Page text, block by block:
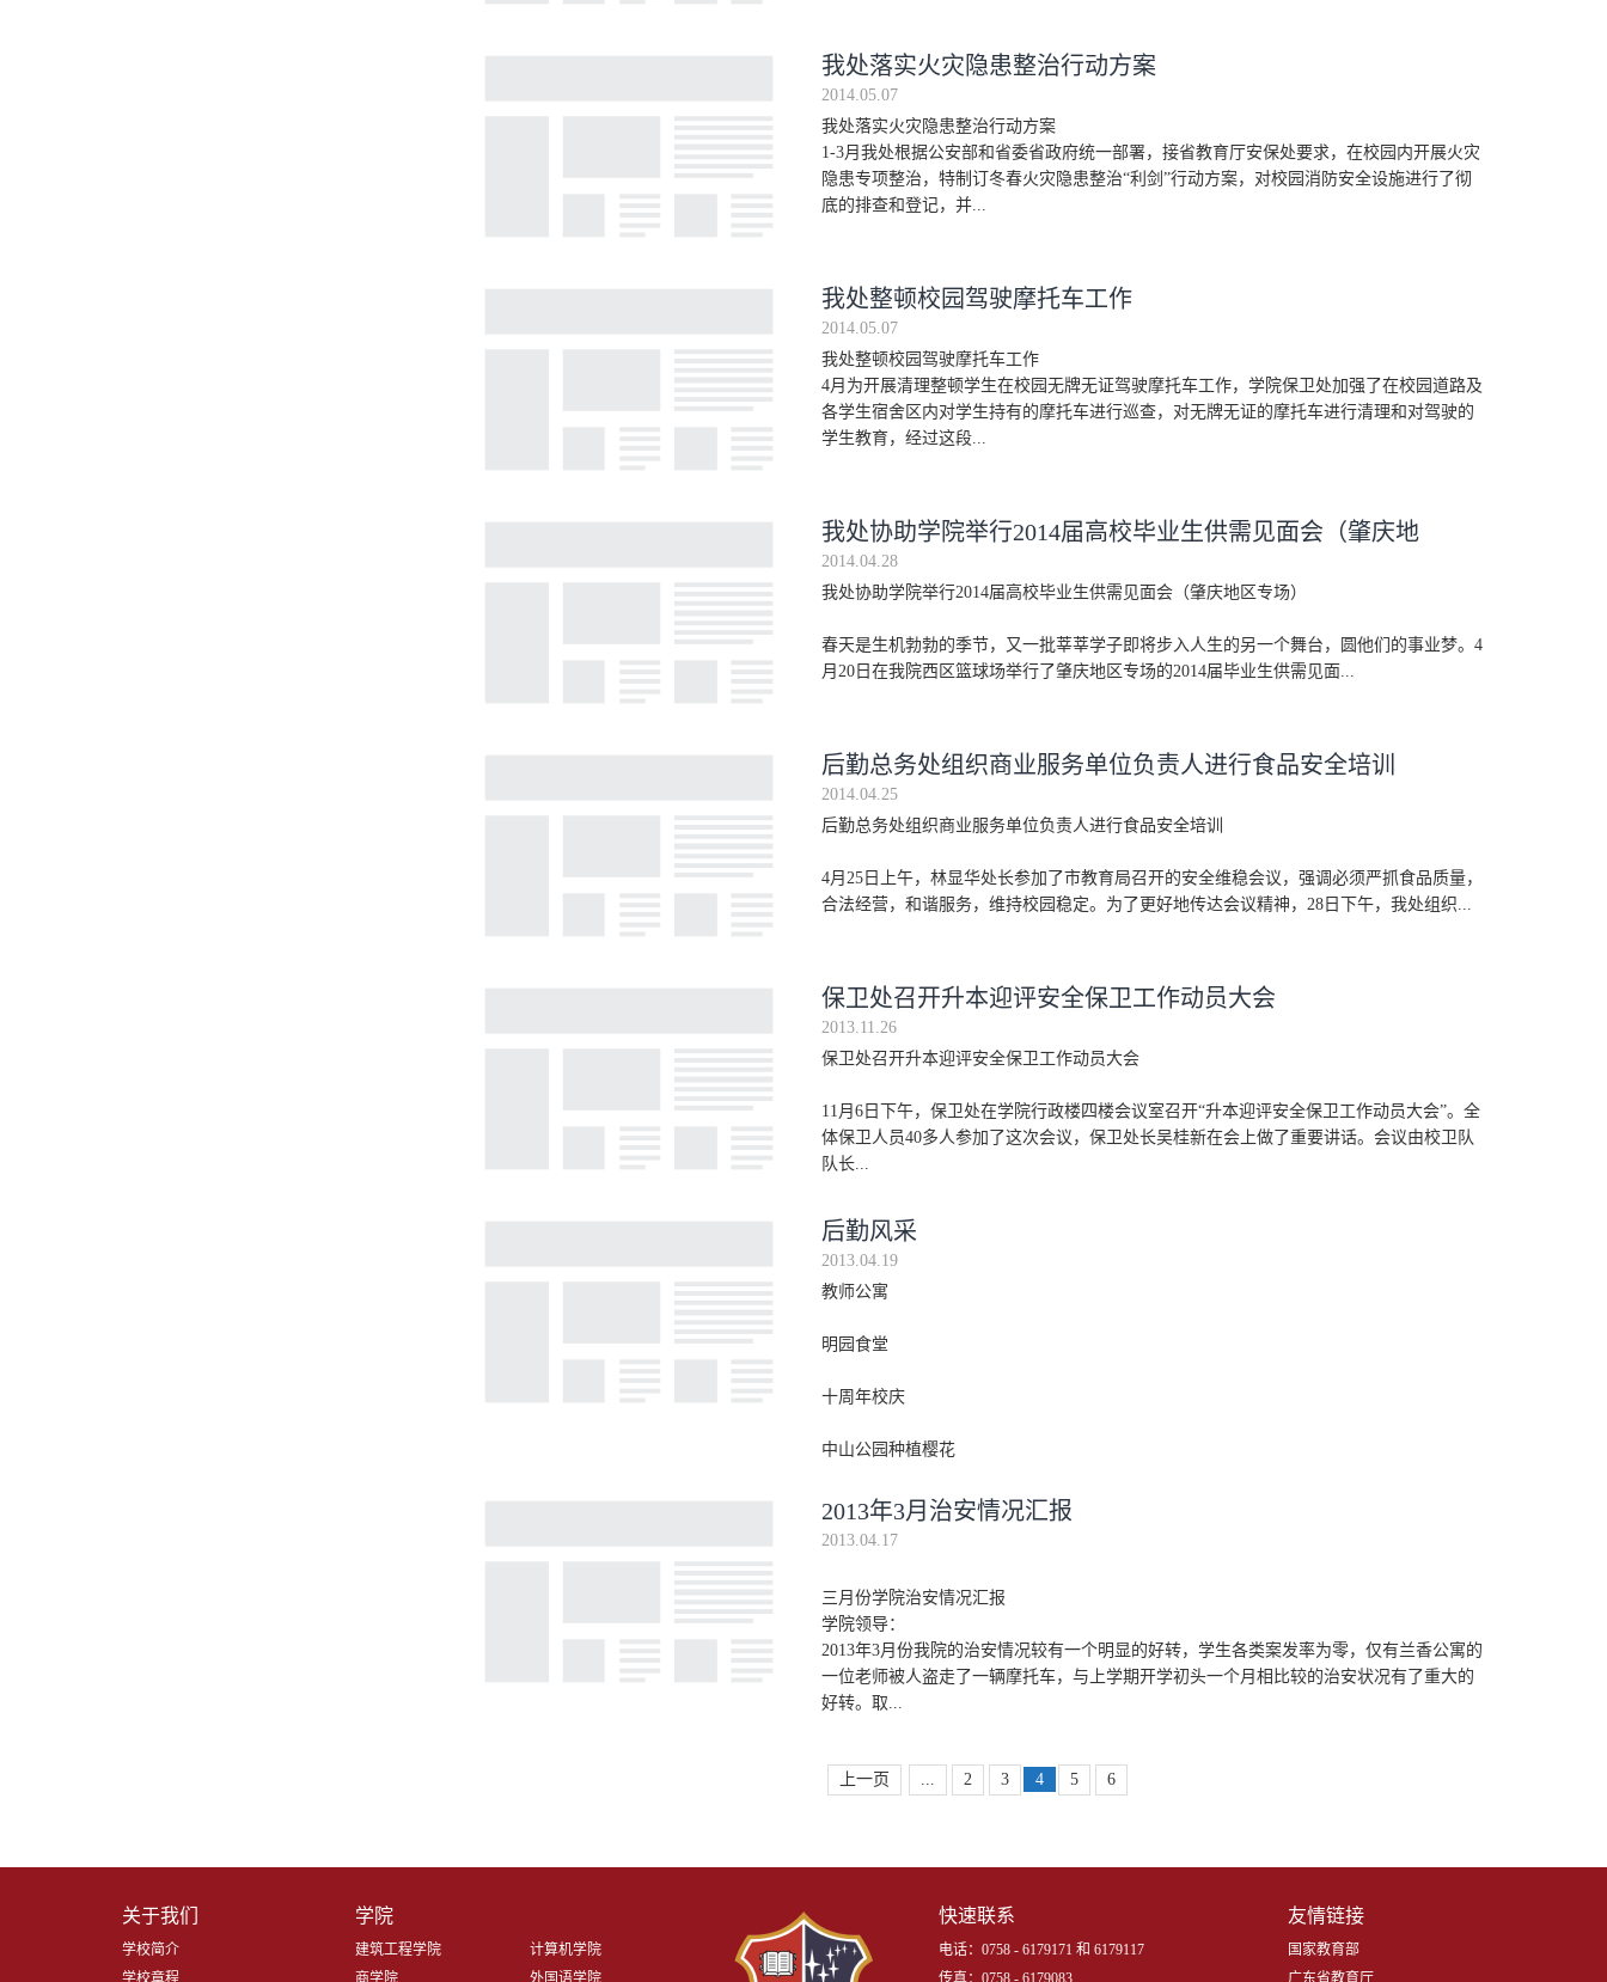
我处落实火灾隐患整治行动方案
2014.05.07
我处落实火灾隐患整治行动方案
1-3月我处根据公安部和省委省政府统一部署，接省教育厅安保处要求，在校园内开展火灾
隐患专项整治，特制订冬春火灾隐患整治“利剑”行动方案，对校园消防安全设施进行了彻
底的排查和登记，并...
我处整顿校园驾驶摩托车工作
2014.05.07
我处整顿校园驾驶摩托车工作
4月为开展清理整顿学生在校园无牌无证驾驶摩托车工作，学院保卫处加强了在校园道路及
各学生宿舍区内对学生持有的摩托车进行巡查，对无牌无证的摩托车进行清理和对驾驶的
学生教育，经过这段...
我处协助学院举行2014届高校毕业生供需见面会（肇庆地
2014.04.28
我处协助学院举行2014届高校毕业生供需见面会（肇庆地区专场）
春天是生机勃勃的季节，又一批莘莘学子即将步入人生的另一个舞台，圆他们的事业梦。4
月20日在我院西区篮球场举行了肇庆地区专场的2014届毕业生供需见面...
后勤总务处组织商业服务单位负责人进行食品安全培训
2014.04.25
后勤总务处组织商业服务单位负责人进行食品安全培训
4月25日上午，林显华处长参加了市教育局召开的安全维稳会议，强调必须严抓食品质量，
合法经营，和谐服务，维持校园稳定。为了更好地传达会议精神，28日下午，我处组织...
保卫处召开升本迎评安全保卫工作动员大会
2013.11.26
保卫处召开升本迎评安全保卫工作动员大会
11月6日下午，保卫处在学院行政楼四楼会议室召开“升本迎评安全保卫工作动员大会”。全
体保卫人员40多人参加了这次会议，保卫处长吴桂新在会上做了重要讲话。会议由校卫队
队长...
后勤风采
2013.04.19
教师公寓
明园食堂
十周年校庆
中山公园种植樱花
2013年3月治安情况汇报
2013.04.17
三月份学院治安情况汇报
学院领导：
2013年3月份我院的治安情况较有一个明显的好转，学生各类案发率为零，仅有兰香公寓的
一位老师被人盗走了一辆摩托车，与上学期开学初头一个月相比较的治安状况有了重大的
好转。取...
上一页 2 3 4 5 6
关于我们
学校简介
学校章程
学院
建筑工程学院
计算机学院
商学院
外国语学院
快速联系
电话：0758 - 6179171 和 6179117
传真：0758 - 6179083
友情链接
国家教育部
广东省教育厅